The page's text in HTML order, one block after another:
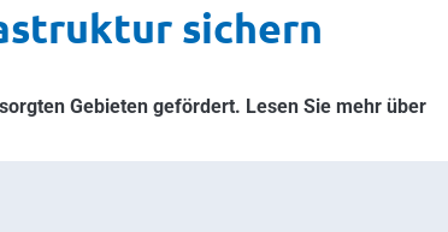
sichern
Gebieten gefördert. Lesen Sie mehr über